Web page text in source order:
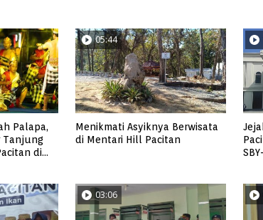
Palapa,
Tanjung
di
05:44
Menikmati Asyiknya Berwisata
di Mentari Hill Pacitan
03:06